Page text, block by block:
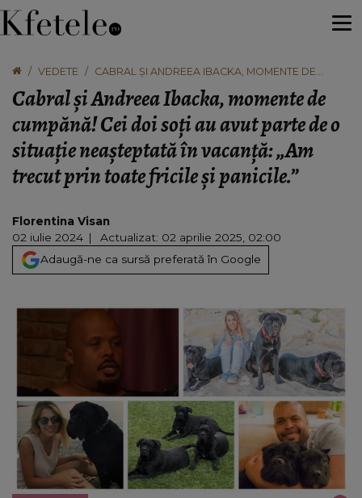
VEDETE
CABRAL ȘI ANDREEA IBACKA, MOMENTE DE
SITUAȚIE NEAȘTEPTATĂ ÎN VACANȚĂ: „AM TRECUT
PRIN TOATE FRICILE ȘI PANICILE.”
Cabral și Andreea Ibacka, momente de
cumpănă! Cei doi soți au avut parte de o
situație neașteptată în vacanță: „Am
trecut prin toate fricile și panicile.”
Florentina Visan
02 iulie 2024
Actualizat: 02 aprilie 2025, 02:00
Adaugă-ne ca sursă preferată în Google